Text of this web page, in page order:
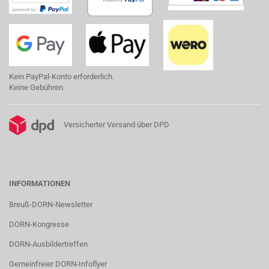
Kein PayPal-Konto erforderlich.
Keine Gebühren.
Versicherter Versand über DPD
INFORMATIONEN
Breuß-DORN-Newsletter
DORN-Kongresse
DORN-Ausbildertreffen
Gemeinfreier DORN-Infoflyer